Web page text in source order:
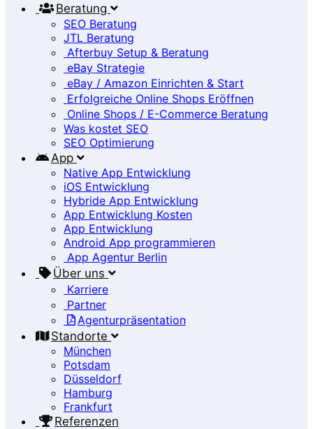
Beratung
SEO Beratung
JTL Beratung
Afterbuy Setup & Beratung
eBay Strategie
eBay / Amazon Einrichten & Start
Erfolgreiche Online Shops Eröffnen
Online Shops / E-Commerce Beratung
Was kostet SEO
SEO Optimierung
App
Native App Entwicklung
iOS Entwicklung
Hybride App Entwicklung
App Entwicklung Kosten
App Entwicklung
Android App programmieren
App Agentur Berlin
Über uns
Karriere
Partner
Agenturpräsentation
Standorte
München
Potsdam
Düsseldorf
Hamburg
Frankfurt
Referenzen